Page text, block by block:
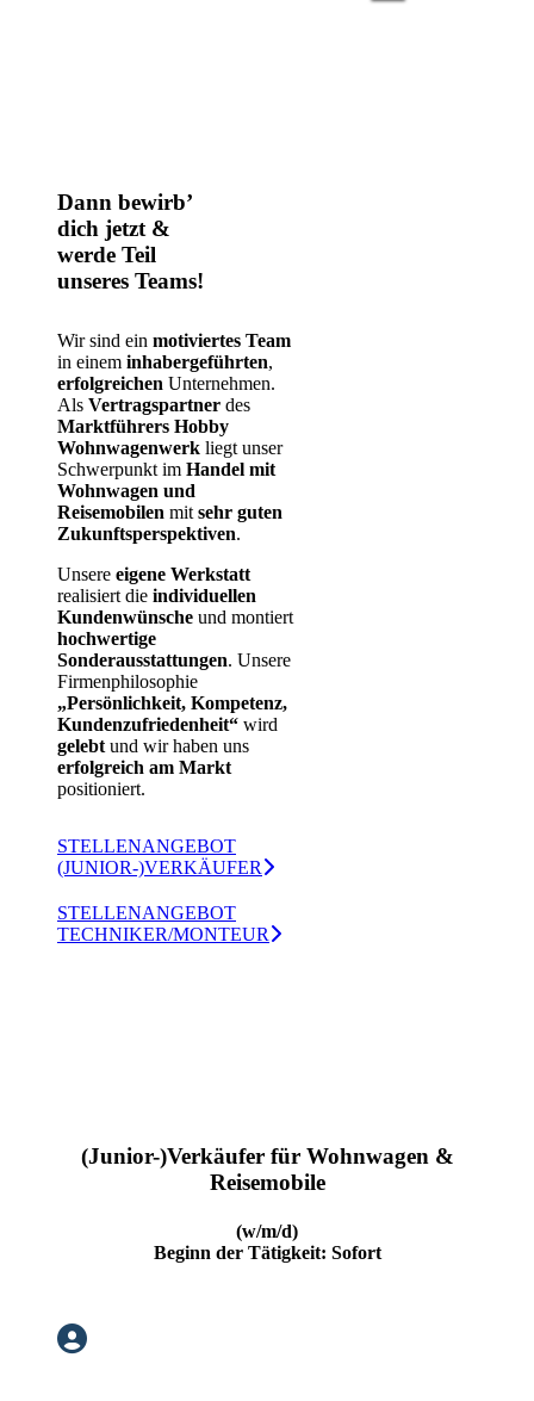
Dann bewirb’
dich jetzt &
werde Teil
unseres Teams!
Wir sind ein motiviertes Team
in einem inhabergeführten,
erfolgreichen Unternehmen.
Als Vertragspartner des
Marktführers Hobby
Wohnwagenwerk liegt unser
Schwerpunkt im Handel mit
Wohnwagen und
Reisemobilen mit sehr guten
Zukunftsperspektiven.
Unsere eigene Werkstatt
realisiert die individuellen
Kundenwünsche und montiert
hochwertige
Sonderausstattungen. Unsere
Firmenphilosophie
„Persönlichkeit, Kompetenz,
Kundenzufriedenheit“ wird
gelebt und wir haben uns
erfolgreich am Markt
positioniert.
STELLENANGEBOT
(JUNIOR-)VERKÄUFER
STELLENANGEBOT
TECHNIKER/MONTEUR
(Junior-)Verkäufer für Wohnwagen &
Reisemobile
(w/m/d)
Beginn der Tätigkeit: Sofort